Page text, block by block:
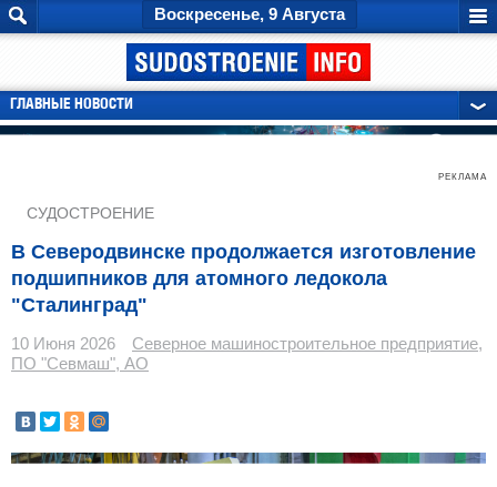
Воскресенье, 9 Августа
ГЛАВНЫЕ НОВОСТИ
РЕКЛАМА
СУДОСТРОЕНИЕ
В Северодвинске продолжается изготовление
подшипников для атомного ледокола
"Сталинград"
10 Июня 2026
Северное машиностроительное предприятие,
ПО "Севмаш", АО